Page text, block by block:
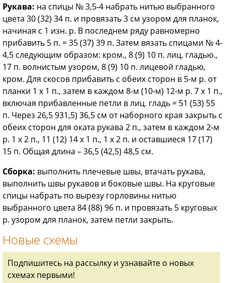
Рукава: на спицы № 3,5-4 набрать нитью выбранного
цвета 30 (32) 34 п. и провязать 3 см узором для планок,
начиная с 1 изн. р. В последнем ряду равномерно
прибавить 5 п. = 35 (37) 39 п. Затем вязать спицами № 4-
4,5 следующим образом: кром., 8 (9) 10 п. лиц. гладью.,
17 п. волнистым узором, 8 (9) 10 п. лицевой гладью,
кром. Для скосов прибавить с обеих сторон в 5-м р. от
планки 1 х 1 п., затем в каждом 8-м (10-м) 12-м р. 7 х 1 п.,
включая прибавленные петли в лиц. гладь = 51 (53) 55
п. Через 26,5 931,5) 36,5 см от наборного края закрыть с
обеих сторон для оката рукава 2 п., затем в каждом 2-м
р. 1 х 2 п., 11 (12) 14 х 1 п., 1 х 2 п. и оставшиеся 17 (17)
15 п. Общая длина – 36,5 (42,5) 48,5 см.
Сборка: выполнить плечевые швы, втачать рукава,
выполнить швы рукавов и боковые швы. На круговые
спицы набрать по вырезу горловины нитью
выбранного цвета 84 (88) 96 п. и провязать 5 круговых
р. узором для планок, затем петли закрыть.
Новые схемы
Подпишитесь на рассылку и узнавайте о новых
схемах первыми!